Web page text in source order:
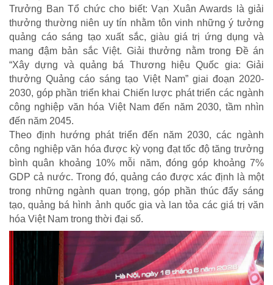
CHÍNH SÁCH AN SINH
Giảm nghèo bền vững
Xây dựng Nông thôn mới
Bảo hiểm xã hội - Bảo hiểm y tế
Trưởng Ban Tổ chức cho biết: Vạn Xuân Awards là giải
thưởng thường niên uy tín nhằm tôn vinh những ý tưởng
quảng cáo sáng tạo xuất sắc, giàu giá trị ứng dụng và
mang đậm bản sắc Việt. Giải thưởng nằm trong Đề án
“Xây dựng và quảng bá Thương hiệu Quốc gia: Giải
thưởng Quảng cáo sáng tạo Việt Nam” giai đoạn 2020-
2030, góp phần triển khai Chiến lược phát triển các ngành
công nghiệp văn hóa Việt Nam đến năm 2030, tầm nhìn
đến năm 2045.
Theo định hướng phát triển đến năm 2030, các ngành
công nghiệp văn hóa được kỳ vọng đạt tốc độ tăng trưởng
bình quân khoảng 10% mỗi năm, đóng góp khoảng 7%
GDP cả nước. Trong đó, quảng cáo được xác định là một
trong những ngành quan trọng, góp phần thúc đẩy sáng
tạo, quảng bá hình ảnh quốc gia và lan tỏa các giá trị văn
hóa Việt Nam trong thời đại số.